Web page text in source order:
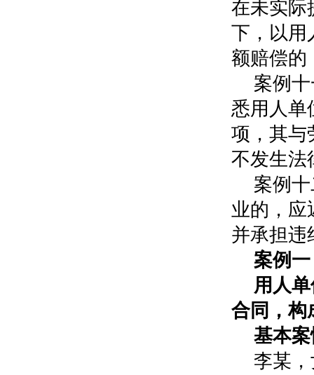
在未实际
下，以用
额赔偿的
案例
悉用人单
项，其与
不发生法
案例
业的，应
并承担违
案例一
用人
合同，构
基本
李某